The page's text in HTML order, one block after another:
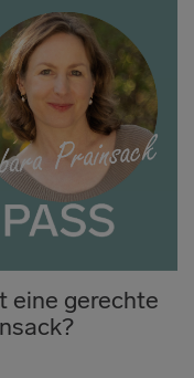
eine gerechte